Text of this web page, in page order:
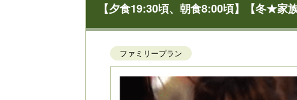
【夕食19:30頃、朝食8:00頃】【冬★家
ファミリープラン